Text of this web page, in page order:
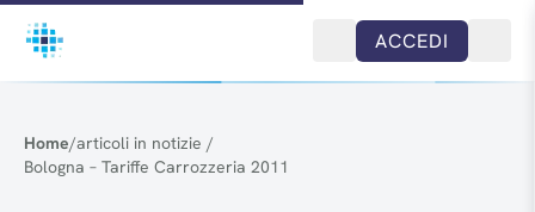
Salta al contenuto
ACCEDI
Home/articoli in notizie /
Bologna – Tariffe Carrozzeria 2011